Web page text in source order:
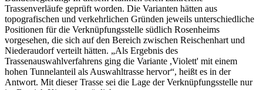
Trassenverläufe geprüft worden. Die Varianten hätten aus
topografischen und verkehrlichen Gründen jeweils unterschiedliche
Positionen für die Verknüpfungsstelle südlich Rosenheims
vorgesehen, die sich auf den Bereich zwischen Reischenhart und
Niederaudorf verteilt hätten. „Als Ergebnis des
Trassenauswahlverfahrens ging die Variante ,Violett' mit einem
hohen Tunnelanteil als Auswahltrasse hervor“, heißt es in der
Antwort. Mit dieser Trasse sei die Lage der Verknüpfungsstelle nur